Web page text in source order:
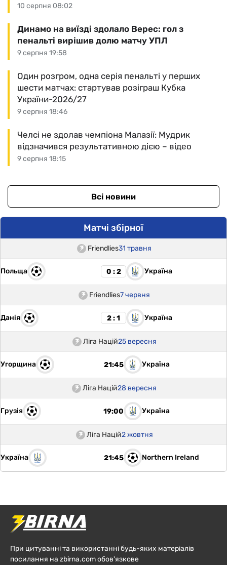
10 серпня 08:02
9 серпня 19:58
Динамо на виїзді здолало Верес: гол з
пенальті вирішив долю матчу УПЛ
9 серпня 18:46
Один розгром, одна серія пенальті у перших
шести матчах: стартував розіграш Кубка
України-2026/27
9 серпня 18:15
Челсі не здолав чемпіона Малазії: Мудрик
відзначився результативною дією – відео
Всі новини
Матчі збірної
Friendlies31 травня
Польща 0 : 2 Україна
Friendlies7 червня
Данія 2 : 1 Україна
Ліга Націй25 вересня
Угорщина 21:45 Україна
Ліга Націй28 вересня
Грузія 19:00 Україна
Ліга Націй2 жовтня
Україна 21:45 Northern Ireland
При цитуванні та використанні будь-яких матеріалів
посилання на zbirna.com обов'язкове